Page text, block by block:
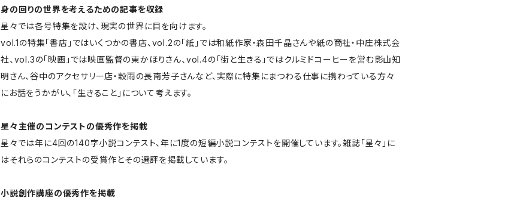
身の回りの世界を考えるための記事を収録
星々では各号特集を設け、現実の世界に目を向けます。
vol.1の特集「書店」ではいくつかの書店、vol.2の「紙」では和紙作家・森田千晶さんや紙の商社・中庄株式会
社、vol.3の「映画」では映画監督の東かほりさん、vol.4の「街と生きる」ではクルミドコーヒーを営む影山知
明さん、谷中のアクセサリー店・穀雨の長南芳子さんなど、実際に特集にまつわる仕事に携わっている方々
にお話をうかがい、「生きること」について考えます。
星々主催のコンテストの優秀作を掲載
星々では年に4回の140字小説コンテスト、年に1度の短編小説コンテストを開催しています。雑誌「星々」に
はそれらのコンテストの受賞作とその選評を掲載しています。
小説創作講座の優秀作を掲載